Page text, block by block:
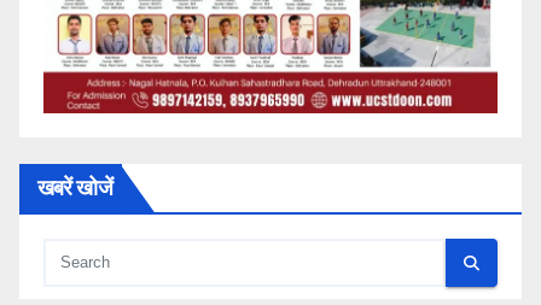
खबरें खोजें